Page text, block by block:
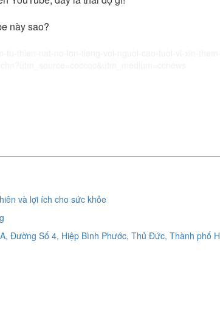
này sao?
và lợi ích cho sức khỏe
Đường Số 4, Hiệp Bình Phước, Thủ Đức, Thành phố